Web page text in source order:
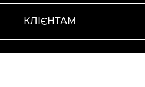
КЛІЄНТАМ